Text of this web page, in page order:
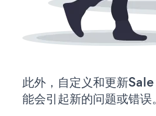
此外，自定义和更新
能会引起新的问题或错误。